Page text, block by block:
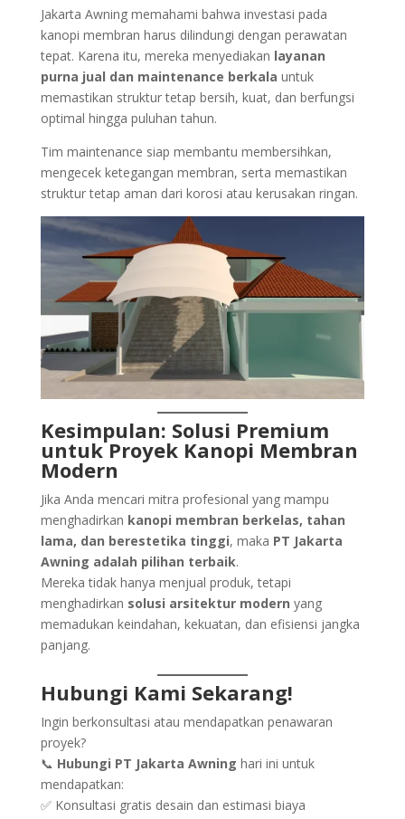
Jakarta Awning memahami bahwa investasi pada
kanopi membran harus dilindungi dengan perawatan
tepat. Karena itu, mereka menyediakan layanan
purna jual dan maintenance berkala untuk
memastikan struktur tetap bersih, kuat, dan berfungsi
optimal hingga puluhan tahun.
Tim maintenance siap membantu membersihkan,
mengecek ketegangan membran, serta memastikan
struktur tetap aman dari korosi atau kerusakan ringan.
Kesimpulan: Solusi Premium
untuk Proyek Kanopi Membran
Modern
Jika Anda mencari mitra profesional yang mampu
menghadirkan kanopi membran berkelas, tahan
lama, dan berestetika tinggi, maka PT Jakarta
Awning adalah pilihan terbaik.
Mereka tidak hanya menjual produk, tetapi
menghadirkan solusi arsitektur modern yang
memadukan keindahan, kekuatan, dan efisiensi jangka
panjang.
Hubungi Kami Sekarang!
Ingin berkonsultasi atau mendapatkan penawaran
proyek?
📞 Hubungi PT Jakarta Awning hari ini untuk
mendapatkan:
✅ Konsultasi gratis desain dan estimasi biaya